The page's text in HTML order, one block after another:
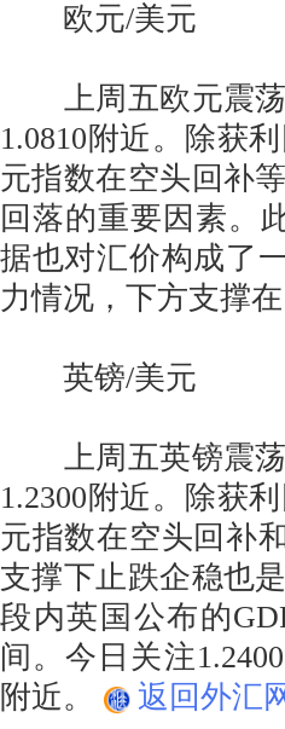
欧元/美元
上周五欧元震荡
1.0810附近。除获
元指数在空头回补
回落的重要因素。
据也对汇价构成了
力情况，下方支撑在
英镑/美元
上周五英镑震荡
1.2300附近。除获
元指数在空头回补
支撑下止跌企稳也
段内英国公布的
间。今日关注
附近。
返回外汇